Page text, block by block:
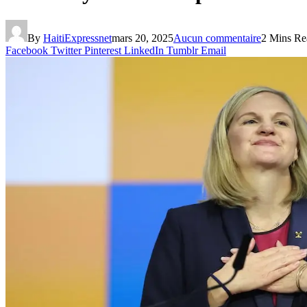
By HaitiExpressnetmars 20, 2025Aucun commentaire2 Mins
Facebook Twitter Pinterest LinkedIn Tumblr Email